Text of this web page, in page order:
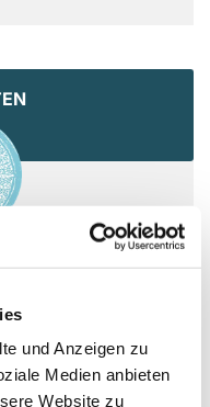
und Anzeigen zu
Medien anbieten
Website zu